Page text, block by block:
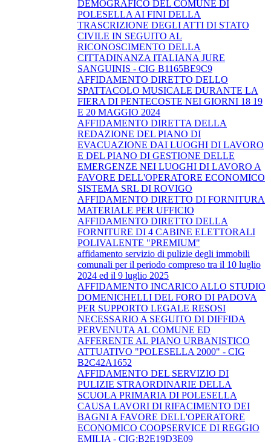
DEMOGRAFICO DEL COMUNE DI
POLESELLA AI FINI DELLA
TRASCRIZIONE DEGLI ATTI DI STATO
CIVILE IN SEGUITO AL
RICONOSCIMENTO DELLA
CITTADINANZA ITALIANA JURE
SANGUINIS - CIG B1165BE9C9
AFFIDAMENTO DIRETTO DELLO
SPATTACOLO MUSICALE DURANTE LA
FIERA DI PENTECOSTE NEI GIORNI 18 19
E 20 MAGGIO 2024
AFFIDAMENTO DIRETTA DELLA
REDAZIONE DEL PIANO DI
EVACUAZIONE DAI LUOGHI DI LAVORO
E DEL PIANO DI GESTIONE DELLE
EMERGENZE NEI LUOGHI DI LAVORO A
FAVORE DELL'OPERATORE ECONOMICO
SISTEMA SRL DI ROVIGO
AFFIDAMENTO DIRETTO DI FORNITURA
MATERIALE PER UFFICIO
AFFIDAMENTO DIRETTO DELLA
FORNITURE DI 4 CABINE ELETTORALI
POLIVALENTE "PREMIUM"
affidamento servizio di pulizie degli immobili
comunali per il periodo compreso tra il 10 luglio
2024 ed il 9 luglio 2025
AFFIDAMENTO INCARICO ALLO STUDIO
DOMENICHELLI DEL FORO DI PADOVA
PER SUPPORTO LEGALE RESOSI
NECESSARIO A SEGUITO DI DIFFIDA
PERVENUTA AL COMUNE ED
AFFERENTE AL PIANO URBANISTICO
ATTUATIVO "POLESELLA 2000" - CIG
B2C42A1652
AFFIDAMENTO DEL SERVIZIO DI
PULIZIE STRAORDINARIE DELLA
SCUOLA PRIMARIA DI POLESELLA
CAUSA LAVORI DI RIFACIMENTO DEI
BAGNI A FAVORE DELL'OPERATORE
ECONOMICO COOPSERVICE DI REGGIO
EMILIA - CIG:B2E19D3E09